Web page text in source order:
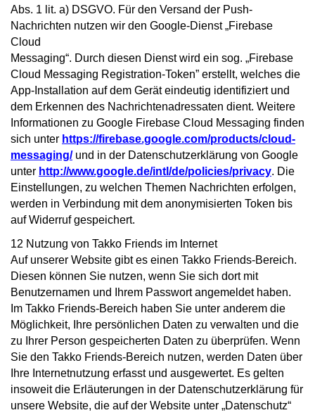
Abs. 1 lit. a) DSGVO. Für den Versand der Push-
Nachrichten nutzen wir den Google-Dienst „Firebase
Cloud
Messaging“. Durch diesen Dienst wird ein sog. „Firebase
Cloud Messaging Registration-Token” erstellt, welches die
App-Installation auf dem Gerät eindeutig identifiziert und
dem Erkennen des Nachrichtenadressaten dient. Weitere
Informationen zu Google Firebase Cloud Messaging finden
sich unter https://firebase.google.com/products/cloud-
messaging/und in der Datenschutzerklärung von Google
unter http://www.google.de/intl/de/policies/privacy. Die
Einstellungen, zu welchen Themen Nachrichten erfolgen,
werden in Verbindung mit dem anonymisierten Token bis
auf Widerruf gespeichert.
12 Nutzung von Takko Friends im Internet
Auf unserer Website gibt es einen Takko Friends-Bereich.
Diesen können Sie nutzen, wenn Sie sich dort mit
Benutzernamen und Ihrem Passwort angemeldet haben.
Im Takko Friends-Bereich haben Sie unter anderem die
Möglichkeit, Ihre persönlichen Daten zu verwalten und die
zu Ihrer Person gespeicherten Daten zu überprüfen. Wenn
Sie den Takko Friends-Bereich nutzen, werden Daten über
Ihre Internetnutzung erfasst und ausgewertet. Es gelten
insoweit die Erläuterungen in der Datenschutzerklärung für
unsere Website, die auf der Website unter „Datenschutz“